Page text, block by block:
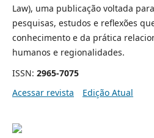
Law), uma publicação voltada
pesquisas, estudos e reflexões
conhecimento e da prática
humanos e regionalidades.
ISSN: 2965-7075
Acessar revista
Edição Atual